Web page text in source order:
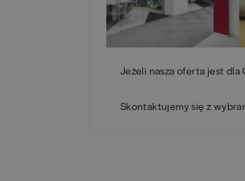
Jeżeli nasza oferta jest dla
Skontaktujemy się z